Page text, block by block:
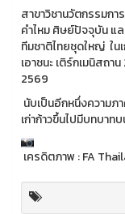
สาขาวิชานวัตกรรมก
คำไหม ศิษย์ปัจจุบัน แ
ทีมชาติไทยชุดใหญ่ ใน
เอาชนะ เติร์กเมนิสถา
2569
นับเป็นอีกหนึ่งความภ
เก่าก้าวขึ้นไปมีบทบาท
เครดิตภาพ : FA